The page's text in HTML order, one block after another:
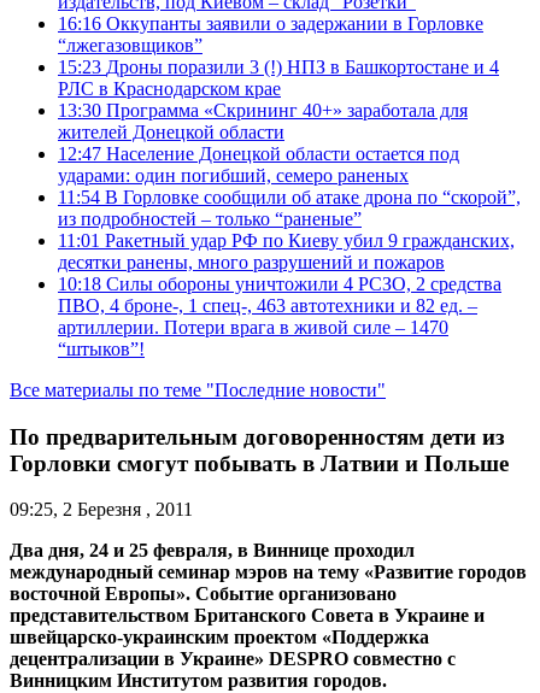
16:16 Оккупанты заявили о задержании в Горловке
“лжегазовщиков”
15:23 Дроны поразили 3 (!) НПЗ в Башкортостане и 4
РЛС в Краснодарском крае
13:30 Программа «Скрининг 40+» заработала для
жителей Донецкой области
12:47 Население Донецкой области остается под
ударами: один погибший, семеро раненых
11:54 В Горловке сообщили об атаке дрона по “скорой”,
из подробностей – только “раненые”
11:01 Ракетный удар РФ по Киеву убил 9 гражданских,
десятки ранены, много разрушений и пожаров
10:18 Силы обороны уничтожили 4 РСЗО, 2 средства
ПВО, 4 броне-, 1 спец-, 463 автотехники и 82 ед. –
артиллерии. Потери врага в живой силе – 1470
“штыков”!
Все материалы по теме "Последние новости"
По предварительным договоренностям дети из
Горловки смогут побывать в Латвии и Польше
09:25, 2 Березня , 2011
Два дня, 24 и 25 февраля, в Виннице проходил
международный семинар мэров на тему «Развитие городов
восточной Европы». Событие организовано
представительством Британского Совета в Украине и
швейцарско-украинским проектом «Поддержка
децентрализации в Украине» DESPRO совместно с
Винницким Институтом развития городов.